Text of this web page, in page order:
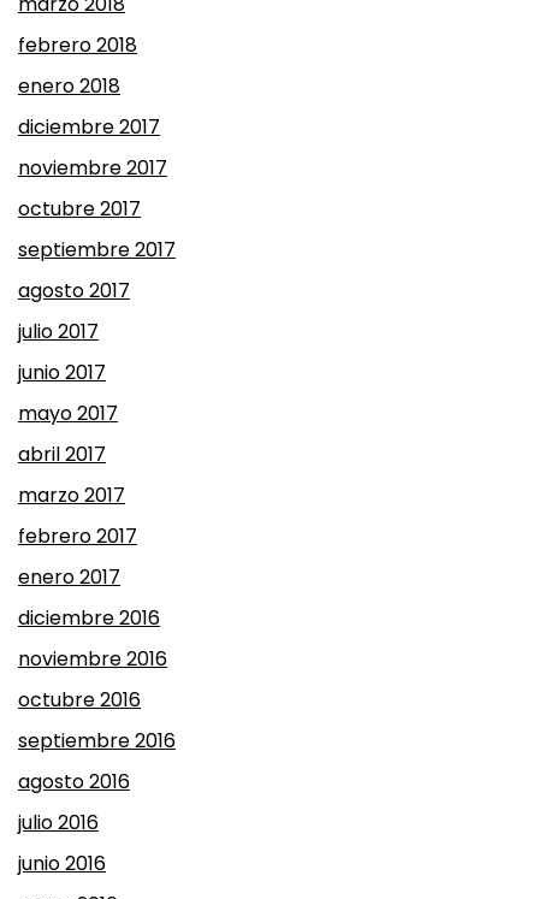
febrero 2018
enero 2018
diciembre 2017
noviembre 2017
octubre 2017
septiembre 2017
agosto 2017
julio 2017
junio 2017
mayo 2017
abril 2017
marzo 2017
febrero 2017
enero 2017
diciembre 2016
noviembre 2016
octubre 2016
septiembre 2016
agosto 2016
julio 2016
junio 2016